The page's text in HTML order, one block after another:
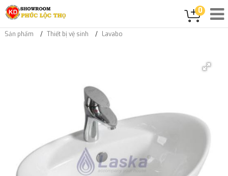
0
Sản phẩm Thiết bị vệ sinh Lavabo